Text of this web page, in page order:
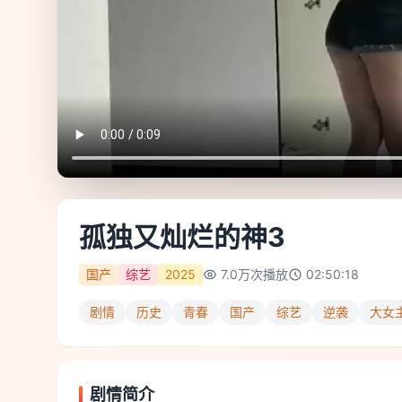
孤独又灿烂的神3
国产 综艺 2025 7.0万次播放 02:50:18
剧情 历史 青春 国产 综艺 逆袭 大女
剧情简介